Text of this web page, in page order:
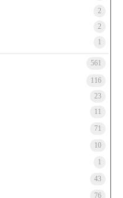
2
2
1
561
116
23
11
71
10
1
43
76